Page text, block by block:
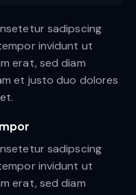
sadipscing
invidunt ut
erat, sed diam
et justo duo dolores
sadipscing
invidunt ut
erat, sed diam